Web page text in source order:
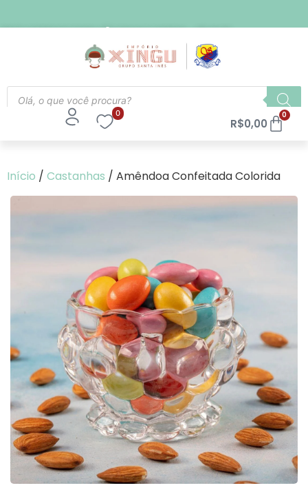
FRETE EXPRESSO PARA SÃO PAULO CAPITAL - R$ 21,90
0
R$0,00
0
Início / Castanhas / Amêndoa Confeitada Colorida